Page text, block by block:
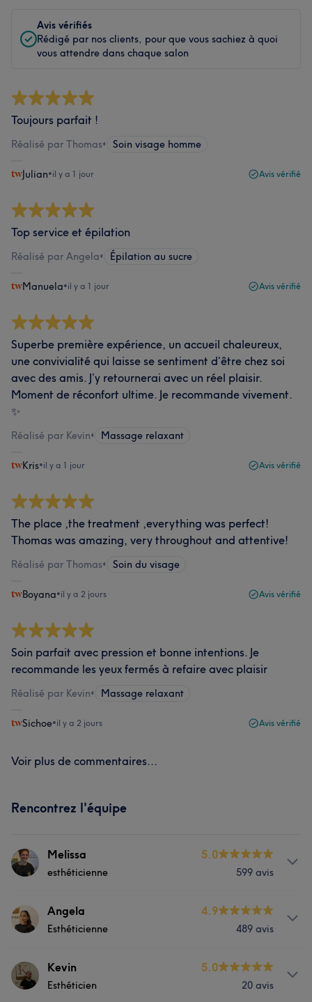
Avis vérifiés
Rédigé par nos clients, pour que vous sachiez à quoi
vous attendre dans chaque salon
Toujours parfait !
Réalisé par Thomas• Soin visage homme
Julian•il y a 1 jour Avis vérifié
Top service et épilation
Réalisé par Angela• Épilation au sucre
Manuela•il y a 1 jour Avis vérifié
Superbe première expérience, un accueil chaleureux,
une convivialité qui laisse se sentiment d’être chez soi
avec des amis. J’y retournerai avec un réel plaisir.
Moment de réconfort ultime. Je recommande vivement.
✨
Réalisé par Kevin• Massage relaxant
Kris•il y a 1 jour Avis vérifié
The place ,the treatment ,everything was perfect!
Thomas was amazing, very throughout and attentive!
Réalisé par Thomas• Soin du visage
Boyana•il y a 2 jours Avis vérifié
Soin parfait avec pression et bonne intentions. Je
recommande les yeux fermés à refaire avec plaisir
Réalisé par Kevin• Massage relaxant
Sichoe•il y a 2 jours Avis vérifié
Voir plus de commentaires...
Rencontrez l'équipe
Melissa
esthéticienne
5.0
599 avis
À propos
FR-EN-NL-ES Passionnée • Bienveillante • Douce •
moment adapté à vous.
Angela
Esthéticienne
4.9
489 avis
À propos
Angela - FR ES C’est important de prendre soin de mes
Kevin
Esthéticien
5.0
20 avis